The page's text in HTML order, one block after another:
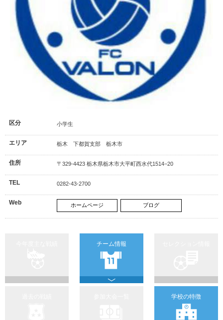
区分 小学生
エリア 栃木 下都賀支部 栃木市
住所 〒329-4423 栃木県栃木市大平町西水代1514−20
TEL 0282-43-2700
Web ホームページ ブログ
チーム情報
学校の特徴